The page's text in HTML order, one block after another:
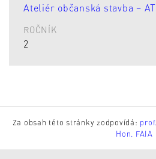
Ateliér občanská stavba –
ROČNÍK
2
Za obsah této stránky zodpovídá:
Hon. FAIA